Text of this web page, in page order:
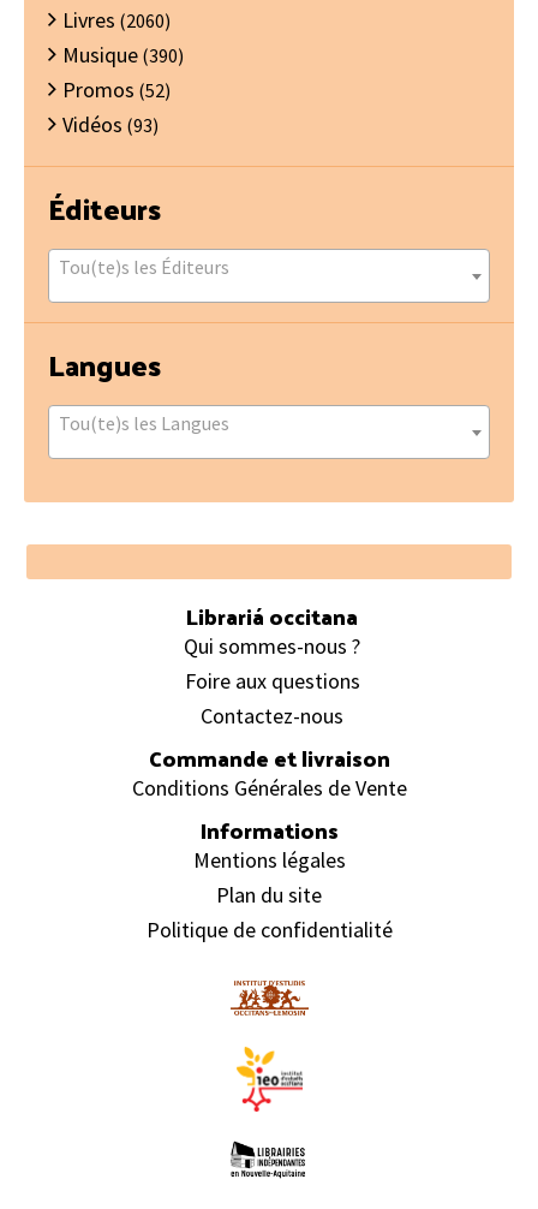
Livres (2060)
Musique (390)
Promos (52)
Vidéos (93)
Éditeurs
Tou(te)s les Éditeurs
Langues
Tou(te)s les Langues
Footer
Librariá occitana
Qui sommes-nous ?
Foire aux questions
Contactez-nous
Commande et livraison
Conditions Générales de Vente
Informations
Mentions légales
Plan du site
Politique de confidentialité